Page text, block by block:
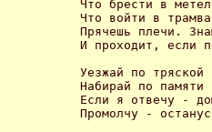
Что брести в
Что войти в
Прячешь плечи.
И проходит, если
Уезжай по тряской
Набирай по памяти
Если я отвечу -
Промолчу -